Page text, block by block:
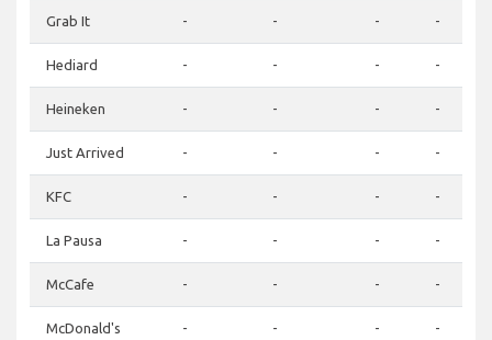
Grab It - - - -
Hediard - - - -
Heineken - - - -
Just Arrived - - - -
KFC - - - -
La Pausa - - - -
McCafe - - - -
McDonald's - - - -